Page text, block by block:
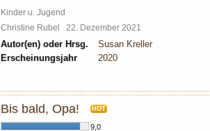
Kinder u. Jugend
Christine Rubel 22. Dezember 2021
Autor(en) oder Hrsg.
Susan Kreller
Erscheinungsjahr
2020
Bis bald, Opa! HOT
9,0